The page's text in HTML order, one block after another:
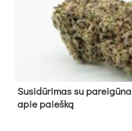
Su­si­dū­ri­mas su
apie paieš­ką